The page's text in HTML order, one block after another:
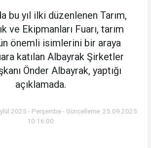
bu yıl ilki düzenlenen Tarım,
ve Ekipmanları Fuarı, tarım
önemli isimlerini bir araya
katılan Albayrak Şirketler
Önder Albayrak, yaptığı
açıklamada.
2025 - Perşembe - Güncelleme: 25.09.2025
10:16:00